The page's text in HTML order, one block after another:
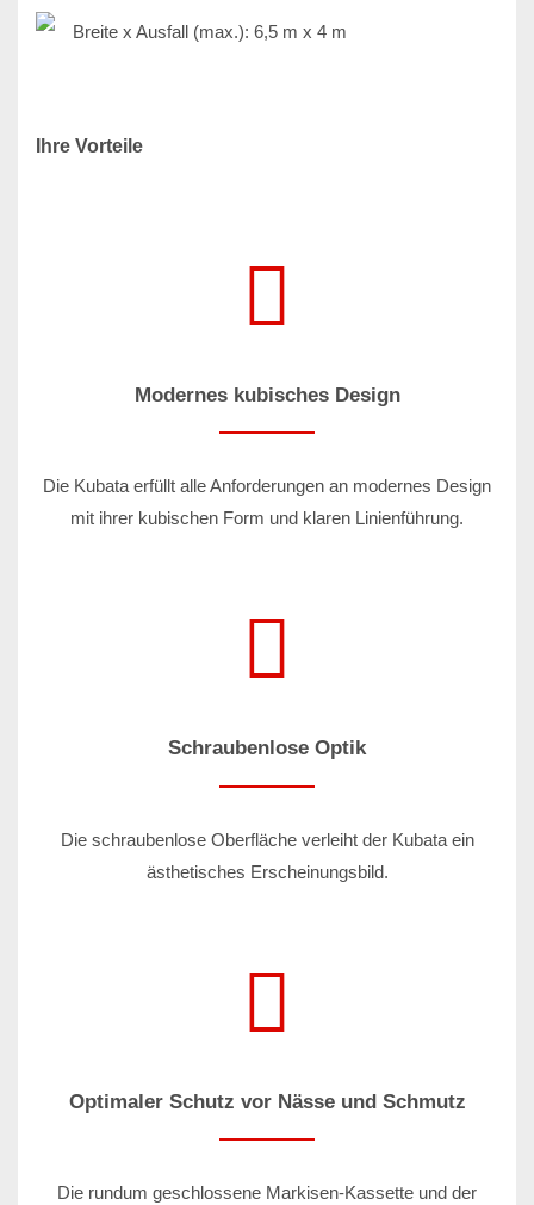
Breite x Ausfall (max.): 6,5 m x 4 m
Ihre Vorteile
Modernes kubisches Design
Die Kubata erfüllt alle Anforderungen an modernes Design
mit ihrer kubischen Form und klaren Linienführung.
Schraubenlose Optik
Die schraubenlose Oberfläche verleiht der Kubata ein
ästhetisches Erscheinungsbild.
Optimaler Schutz vor Nässe und Schmutz
Die rundum geschlossene Markisen-Kassette und der